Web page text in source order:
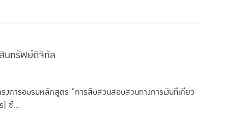
นทรัพย์ดิจิทัล
งการอบรมหลักสูตร “การสืบสวนสอบสวนทางการเงินที่เกี่ยว
ซึ...